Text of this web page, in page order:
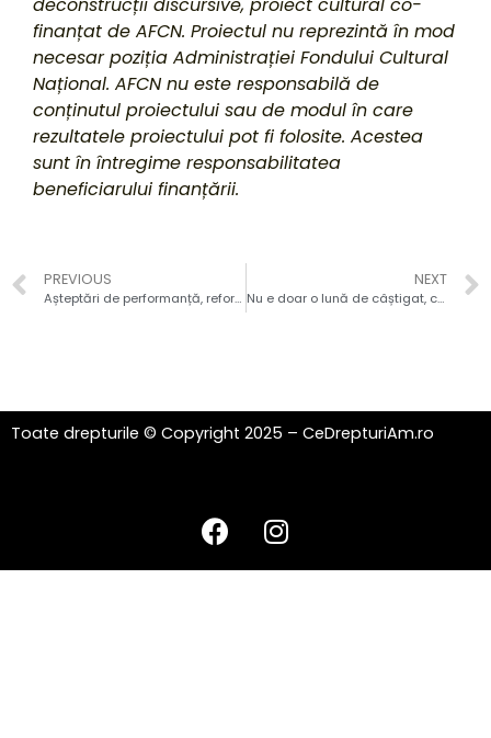
deconstrucții discursive, proiect cultural co-
finanțat de AFCN. Proiectul nu reprezintă în mod
necesar poziția Administrației Fondului Cultural
Național. AFCN nu este responsabilă de
conținutul proiectului sau de modul în care
rezultatele proiectului pot fi folosite. Acestea
sunt în întregime responsabilitatea
beneficiarului finanțării.
PREVIOUS
Așteptări de performanță, reforme austere
NEXT
Nu e doar o lună de câștigat, ci o lume de pierdut!
Toate drepturile © Copyright 2025 – CeDrepturiAm.ro